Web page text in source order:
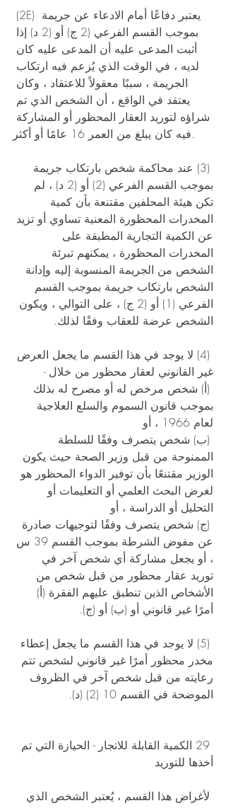
بموجب القسم الفرعي (2 ج) أو (2 د) إذا
أثبت المدعى عليه أن المدعى عليه كان
لديه ، في الوقت الذي يُزعم فيه ارتكاب
الجريمة ، سببًا معقولاً للاعتقاد ، وكان
يعتقد في الواقع ، أن الشخص الذي تم
شراؤه لتوريد العقار المحظور أو المشاركة
فيه كان يبلغ من العمر 16 عامًا أو أكثر.
(3) عند محاكمة شخص بارتكاب جريمة
بموجب القسم الفرعي (2) أو (2 د) ، لم
تكن هيئة المحلفين مقتنعة بأن كمية
المخدرات المحظورة المعنية تساوي أو تزيد
عن الكمية التجارية المطبقة على
المخدرات المحظورة ، يمكنهم تبرئة
الشخص من الجريمة المنسوبة إليه وإدانة
الشخص بارتكاب جريمة بموجب القسم
الفرعي (1) أو (2 ج) ، على التوالي ، ويكون
الشخص عرضة للعقاب وفقًا لذلك.
(4) لا يوجد في هذا القسم ما يجعل العرض
غير القانوني لعقار محظور من خلال -
(أ) شخص مرخص له أو مصرح له بذلك
بموجب قانون السموم والسلع العلاجية
لعام 1966 ، أو
(ب) شخص يتصرف وفقًا للسلطة
الممنوحة من قبل وزير الصحة حيث يكون
الوزير مقتنعًا بأن توفير الدواء المحظور هو
لغرض البحث العلمي أو التعليمات أو
التحليل أو الدراسة ، أو
(ج) شخص يتصرف وفقًا لتوجيهات صادرة
عن مفوض الشرطة بموجب القسم 39 س
، أو يجعل مشاركة أي شخص آخر في
توريد عقار محظور من قبل شخص من
الأشخاص الذين تنطبق عليهم الفقرة (أ)
أمرًا غير قانوني أو (ب) أو (ج).
(5) لا يوجد في هذا القسم ما يجعل إعطاء
مخدر محظور أمرًا غير قانوني لشخص تتم
رعايته من قبل شخص آخر في الظروف
الموضحة في القسم 10 (2) (د).
29 الكمية القابلة للاتجار - الحيازة التي تم
أخذها للتوريد
لأغراض هذا القسم ، يُعتبر الشخص الذي